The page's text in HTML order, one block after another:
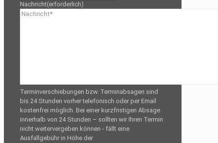
Nachricht(erforderlich)
Terminverschiebungen bzw. Terminabsagen sind
bis 24 Stunden vorher telefonisch oder per Email
kostenfrei möglich. Bei einer kurzfristigen Absage
innerhalb von 24 Stunden – sollten wir Ihren Termin
nicht weitervergeben können - fällt eine
Ausfallgebühr in Höhe der